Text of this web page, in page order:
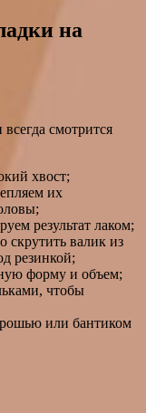
на
смотрится
хвост;
их
результат лаком;
скрутить валик из
резинкой;
форму и объем;
чтобы
или бантиком